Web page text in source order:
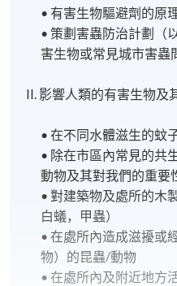
• 有害生物驅避劑的原
• 策劃害蟲防治計劃（
害生物或常見城市害蟲
II. 影響人類的有害生物及
• 在不同水體滋生的蚊
• 除在市區內常見的共
動物及其對我們的重要
• 對建築物及處所的木
白蟻，甲蟲）
• 在處所內造成滋擾或
物）的昆蟲/動物
• 在處所內及附近地方